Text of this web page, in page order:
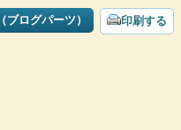
ログパーツ） 印刷する